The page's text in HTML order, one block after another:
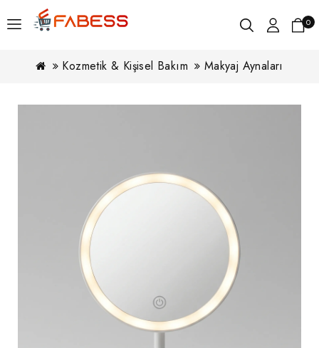
0
Kozmetik & Kişisel Bakım Makyaj Aynaları